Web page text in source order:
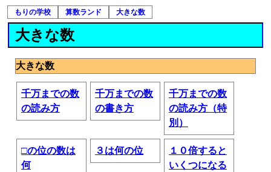
もりの学校 算数ランド 大きな数
大きな数
大きな数
千万までの数
の読み方
千万までの数
の書き方
千万までの数
の読み方（特
別）
□の位の数は
何
３は何の位
１０倍すると
いくつになる